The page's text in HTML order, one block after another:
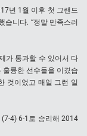
년 1월 이후 첫 그랜드
습니다. “정말 만족스러
가 통과할 수 있어서 다
륭한 선수들을 이겼습
것이었고 매일 그런 일
4) 6-1로 승리해 2014